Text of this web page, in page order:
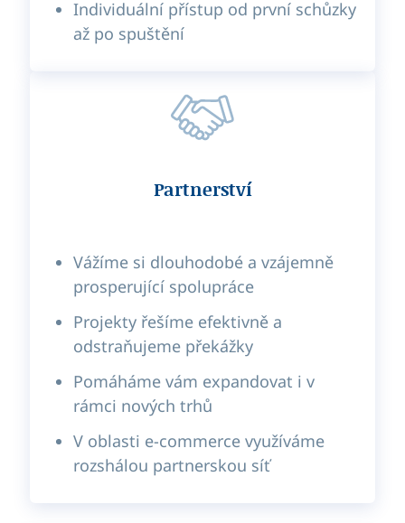
Individuální přístup od první schůzky
až po spuštění
Partnerství
Vážíme si dlouhodobé a vzájemně
prosperující spolupráce
Projekty řešíme efektivně a
odstraňujeme překážky
Pomáháme vám expandovat i v
rámci nových trhů
V oblasti e-commerce využíváme
rozshálou partnerskou síť